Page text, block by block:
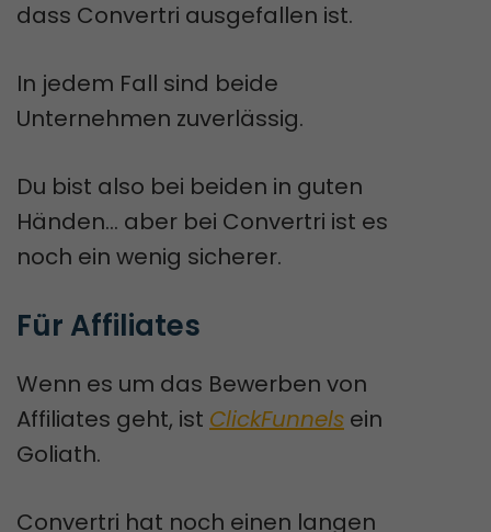
dass Convertri ausgefallen ist.
In jedem Fall sind beide
Unternehmen zuverlässig.
Du bist also bei beiden in guten
Händen... aber bei Convertri ist es
noch ein wenig sicherer.
Für Affiliates
Wenn es um das Bewerben von
Affiliates geht, ist ClickFunnels ein
Goliath.
Convertri hat noch einen langen